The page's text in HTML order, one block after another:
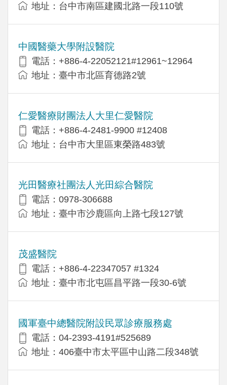
地址：台中市南區建國北路一段110號
中國醫藥大學附設醫院
電話：+886-4-22052121#12961~12964
地址：臺中市北區育德路2號
仁愛醫療財團法人大里仁愛醫院
電話：+886-4-2481-9900 #12408
地址：台中市大里區東榮路483號
光田醫療社團法人光田綜合醫院
電話：0978-306688
地址：臺中市沙鹿區向上路七段127號
茂盛醫院
電話：+886-4-22347057 #1324
地址：臺中市北屯區昌平路一段30-6號
國軍臺中總醫院附設民眾診療服務處
電話：04-2393-4191#525689
地址：406臺中市太平區中山路二段348號